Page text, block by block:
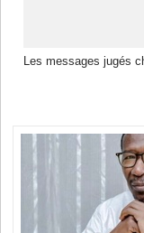
Les messages jugés